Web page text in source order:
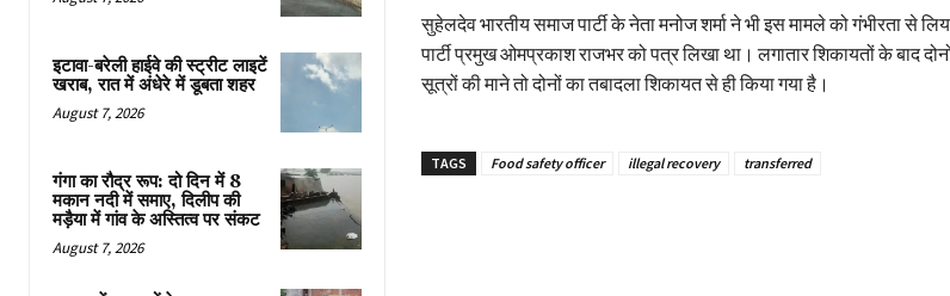
इटावा-बरेली हाईवे की स्ट्रीट लाइटें
खराब, रात में अंधेरे में डूबता शहर
August 7, 2026
गंगा का रौद्र रूप: दो दिन में 8
मकान नदी में समाए, दिलीप की
मड़ैया में गांव के अस्तित्व पर संकट
August 7, 2026
सुहेलदेव भारतीय समाज पार्टी के नेता मनोज शर्मा ने भी इस मामले को गंभीरता से
पार्टी प्रमुख ओमप्रकाश राजभर को पत्र लिखा था। लगातार शिकायतों के बाद
सूत्रों की माने तो दोनों का तबादला शिकायत से ही किया गया है।
TAGS Food safety officer illegal recovery transferred